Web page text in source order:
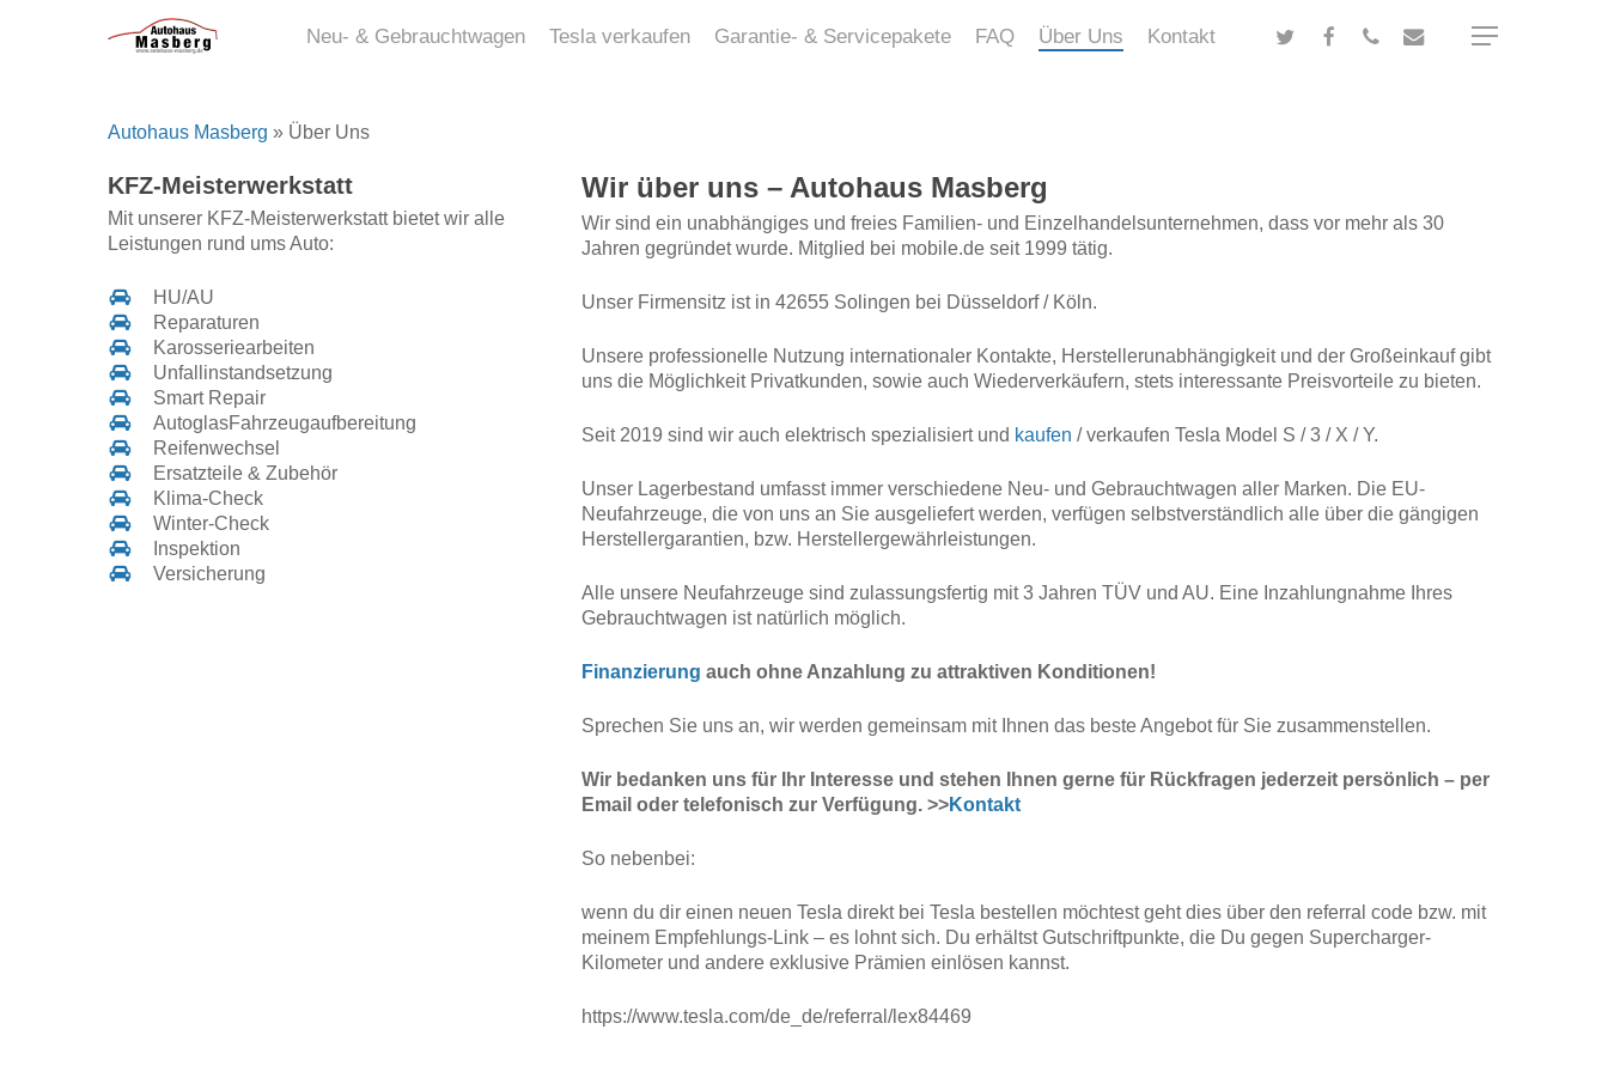
Neu- & Gebrauchtwagen Tesla verkaufen Garantie- & Servicepakete FAQ Über Uns Kontakt twitter facebookphone email Menu
Autohaus Masberg » Über Uns
KFZ-Meisterwerkstatt
Mit unserer KFZ-Meisterwerkstatt bietet wir alle
Leistungen rund ums Auto:
HU/AU
Reparaturen
Karosseriearbeiten
Unfallinstandsetzung
Smart Repair
AutoglasFahrzeugaufbereitung
Reifenwechsel
Ersatzteile & Zubehör
Klima-Check
Winter-Check
Inspektion
Versicherung
Wir über uns – Autohaus Masberg
Wir sind ein unabhängiges und freies Familien- und Einzelhandelsunternehmen, dass vor mehr als 30
Jahren gegründet wurde. Mitglied bei mobile.de seit 1999 tätig.
Unser Firmensitz ist in 42655 Solingen bei Düsseldorf / Köln.
Unsere professionelle Nutzung internationaler Kontakte, Herstellerunabhängigkeit und der Großeinkauf gibt
uns die Möglichkeit Privatkunden, sowie auch Wiederverkäufern, stets interessante Preisvorteile zu bieten.
Seit 2019 sind wir auch elektrisch spezialisiert und kaufen / verkaufen Tesla Model S / 3 / X / Y.
Unser Lagerbestand umfasst immer verschiedene Neu- und Gebrauchtwagen aller Marken. Die EU-
Neufahrzeuge, die von uns an Sie ausgeliefert werden, verfügen selbstverständlich alle über die gängigen
Herstellergarantien, bzw. Herstellergewährleistungen.
Alle unsere Neufahrzeuge sind zulassungsfertig mit 3 Jahren TÜV und AU. Eine Inzahlungnahme Ihres
Gebrauchtwagen ist natürlich möglich.
Finanzierung auch ohne Anzahlung zu attraktiven Konditionen!
Sprechen Sie uns an, wir werden gemeinsam mit Ihnen das beste Angebot für Sie zusammenstellen.
Wir bedanken uns für Ihr Interesse und stehen Ihnen gerne für Rückfragen jederzeit persönlich – per
Email oder telefonisch zur Verfügung. >>Kontakt
So nebenbei:
wenn du dir einen neuen Tesla direkt bei Tesla bestellen möchtest geht dies über den referral code bzw. mit
meinem Empfehlungs-Link – es lohnt sich. Du erhältst Gutschriftpunkte, die Du gegen Supercharger-
Kilometer und andere exklusive Prämien einlösen kannst.
https://www.tesla.com/de_de/referral/lex84469